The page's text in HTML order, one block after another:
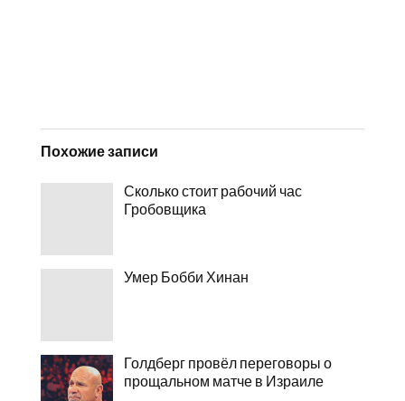
Похожие записи
Сколько стоит рабочий час
Гробовщика
Умер Бобби Хинан
Голдберг провёл переговоры о
прощальном матче в Израиле